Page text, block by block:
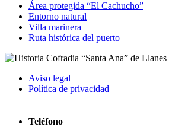
Área protegida “El Cachucho”
Entorno natural
Villa marinera
Ruta histórica del puerto
Aviso legal
Política de privacidad
Teléfono